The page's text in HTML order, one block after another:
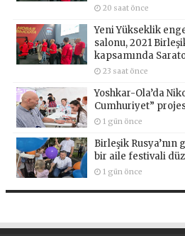
20 saat önce
Yeni Yükseklik
salonu, 2021
kapsamında
23 saat önce
Yoshkar-Ola’da
Cumhuriyet”
1 gün önce
Birleşik Rusya’nın
bir aile festivali
1 gün önce